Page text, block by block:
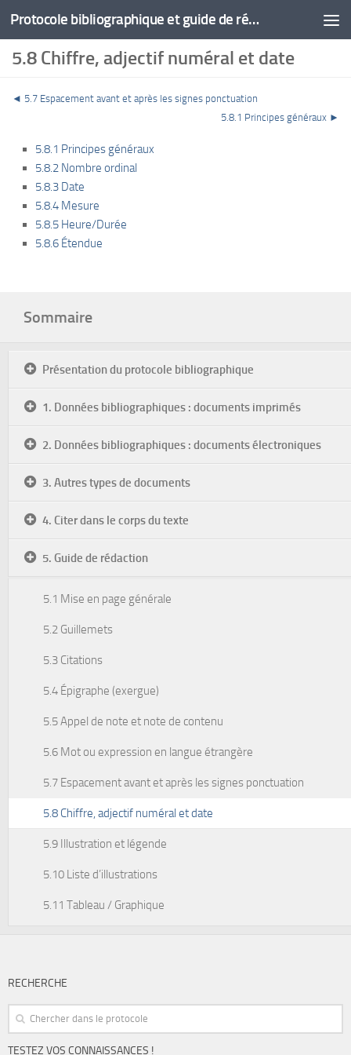
Protocole bibliographique et guide de rédaction
5.8 Chiffre, adjectif numéral et date
◄ 5.7 Espacement avant et après les signes ponctuation
5.8.1 Principes généraux ►
5.8.1 Principes généraux
5.8.2 Nombre ordinal
5.8.3 Date
5.8.4 Mesure
5.8.5 Heure/Durée
5.8.6 Étendue
Sommaire
Présentation du protocole bibliographique
1. Données bibliographiques : documents imprimés
2. Données bibliographiques : documents électroniques
3. Autres types de documents
4. Citer dans le corps du texte
5. Guide de rédaction
5.1 Mise en page générale
5.2 Guillemets
5.3 Citations
5.4 Épigraphe (exergue)
5.5 Appel de note et note de contenu
5.6 Mot ou expression en langue étrangère
5.7 Espacement avant et après les signes ponctuation
5.8 Chiffre, adjectif numéral et date
5.9 Illustration et légende
5.10 Liste d’illustrations
5.11 Tableau / Graphique
RECHERCHE
TESTEZ VOS CONNAISSANCES !